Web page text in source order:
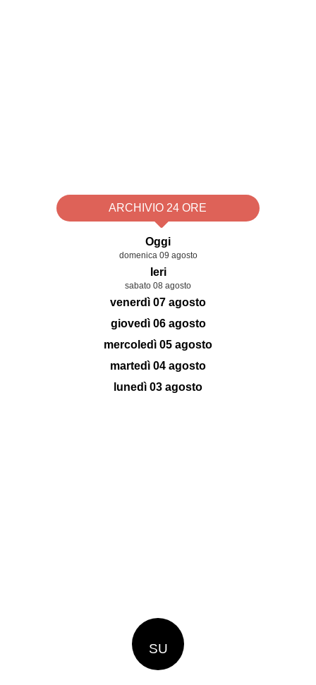
ARCHIVIO 24 ORE
Oggi
domenica 09 agosto
Ieri
sabato 08 agosto
venerdì 07 agosto
giovedì 06 agosto
mercoledì 05 agosto
martedì 04 agosto
lunedì 03 agosto
SU